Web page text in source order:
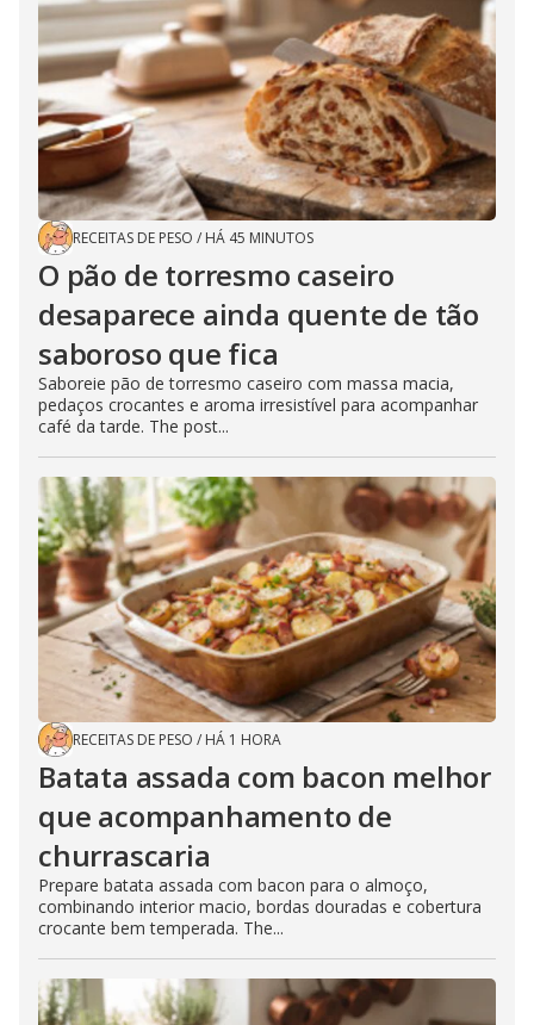
RECEITAS DE PESO / HÁ 45 MINUTOS
O pão de torresmo caseiro
desaparece ainda quente de tão
saboroso que fica
Saboreie pão de torresmo caseiro com massa macia,
pedaços crocantes e aroma irresistível para acompanhar
café da tarde. The post...
RECEITAS DE PESO / HÁ 1 HORA
Batata assada com bacon melhor
que acompanhamento de
churrascaria
Prepare batata assada com bacon para o almoço,
combinando interior macio, bordas douradas e cobertura
crocante bem temperada. The...